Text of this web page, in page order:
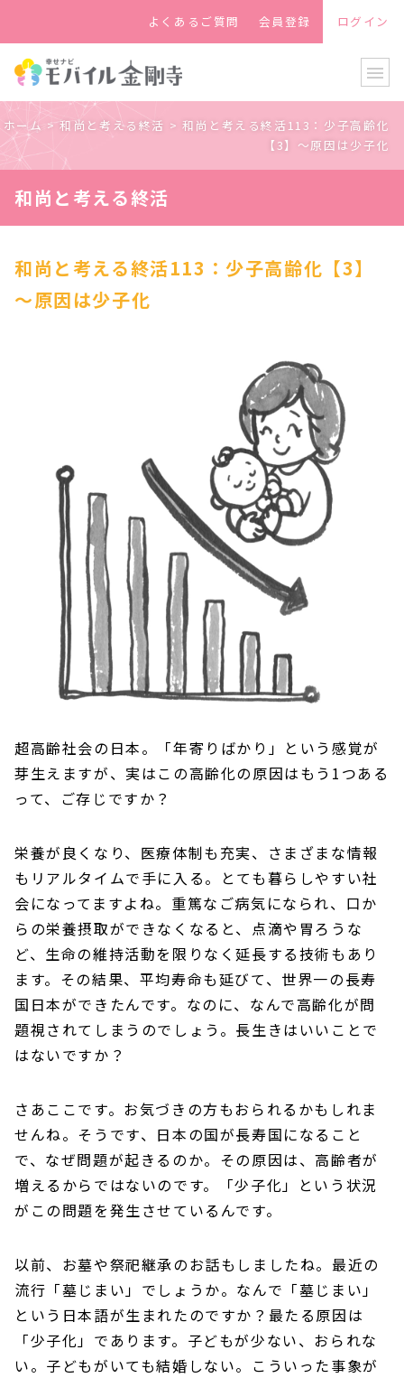
よくあるご質問 会員登録 ログイン
menu
ホーム >和尚と考える終活 > 和尚と考える終活113：少子高齢化
【3】～原因は少子化
和尚と考える終活
和尚と考える終活113：少子高齢化【3】
～原因は少子化
超高齢社会の日本。「年寄りばかり」という感覚が
芽生えますが、実はこの高齢化の原因はもう1つある
って、ご存じですか？
栄養が良くなり、医療体制も充実、さまざまな情報
もリアルタイムで手に入る。とても暮らしやすい社
会になってますよね。重篤なご病気になられ、口か
らの栄養摂取ができなくなると、点滴や胃ろうな
ど、生命の維持活動を限りなく延長する技術もあり
ます。その結果、平均寿命も延びて、世界一の長寿
国日本ができたんです。なのに、なんで高齢化が問
題視されてしまうのでしょう。長生きはいいことで
はないですか？
さあここです。お気づきの方もおられるかもしれま
せんね。そうです、日本の国が長寿国になること
で、なぜ問題が起きるのか。その原因は、高齢者が
増えるからではないのです。「少子化」という状況
がこの問題を発生させているんです。
以前、お墓や祭祀継承のお話もしましたね。最近の
流行「墓じまい」でしょうか。なんで「墓じまい」
という日本語が生まれたのですか？最たる原因は
「少子化」であります。子どもが少ない、おられな
い。子どもがいても結婚しない。こういった事象が